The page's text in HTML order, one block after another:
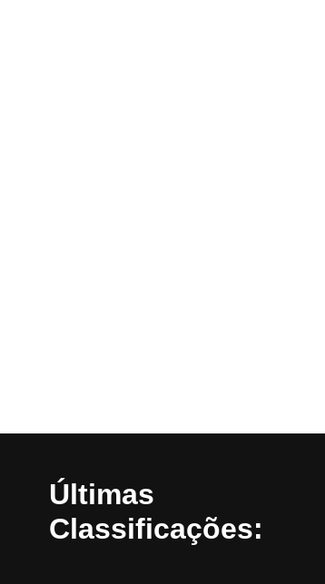
Últimas
Classificações: